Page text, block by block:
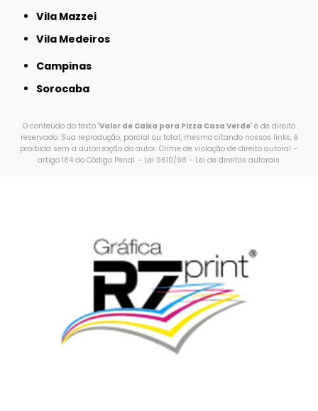
Vila Mazzei
Vila Medeiros
Campinas
Sorocaba
O conteúdo do texto "Valor de Caixa para Pizza Casa Verde" é de direito
reservado. Sua reprodução, parcial ou total, mesmo citando nossos links, é
proibida sem a autorização do autor. Crime de violação de direito autoral –
artigo 184 do Código Penal – Lei 9610/98 - Lei de direitos autorais.